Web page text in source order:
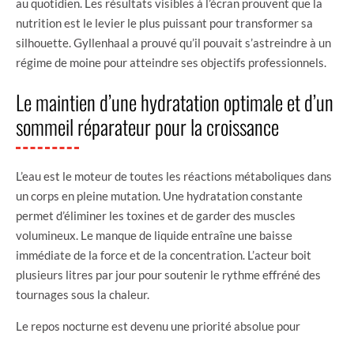
nutrition est le levier le plus puissant pour transformer sa
silhouette. Gyllenhaal a prouvé qu’il pouvait s’astreindre à un
régime de moine pour atteindre ses objectifs professionnels.
Le maintien d’une hydratation optimale et d’un
sommeil réparateur pour la croissance
L’eau est le moteur de toutes les réactions métaboliques dans
un corps en pleine mutation. Une hydratation constante
permet d’éliminer les toxines et de garder des muscles
volumineux. Le manque de liquide entraîne une baisse
immédiate de la force et de la concentration. L’acteur boit
plusieurs litres par jour pour soutenir le rythme effréné des
tournages sous la chaleur.
Le repos nocturne est devenu une priorité absolue pour